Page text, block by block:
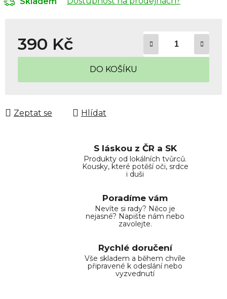
390 Kč
Měrná cena:
DO KOŠÍKU
Zeptat se Hlídat
S láskou z ČR a SK
Produkty od lokálních tvůrců.
Kousky, které potěší oči, srdce
i duši
Poradíme vám
Nevíte si rady? Něco je
nejasné? Napište nám nebo
zavolejte.
Rychlé doručení
Vše skladem a během chvíle
připravené k odeslání nebo
vyzvednutí